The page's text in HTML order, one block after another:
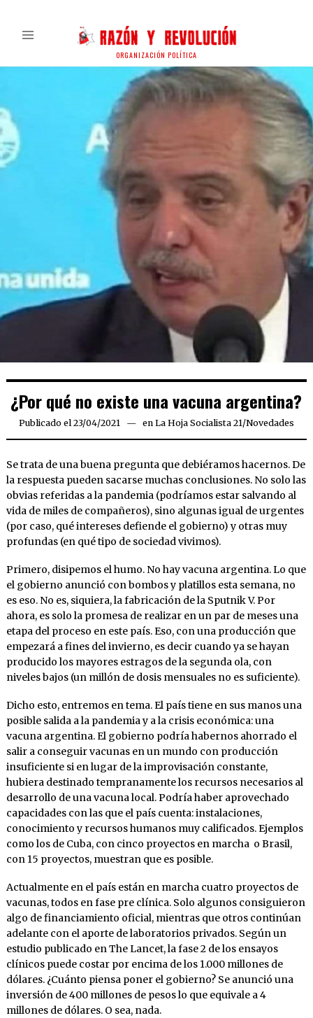
ORGANIZACIÓN POLÍTICA
¿Por qué no existe una vacuna argentina?
Publicado el 23/04/202123/04/2021
en La Hoja Socialista 21/Novedades
Se trata de una buena pregunta que debiéramos hacernos. De
la respuesta pueden sacarse muchas conclusiones. No solo las
obvias referidas a la pandemia (podríamos estar salvando al
vida de miles de compañeros), sino algunas igual de urgentes
(por caso, qué intereses defiende el gobierno) y otras muy
profundas (en qué tipo de sociedad vivimos).
Primero, disipemos el humo. No hay vacuna argentina. Lo que
el gobierno anunció con bombos y platillos esta semana, no
es eso. No es, siquiera, la fabricación de la Sputnik V. Por
ahora, es solo la promesa de realizar en un par de meses una
etapa del proceso en este país. Eso, con una producción que
empezará a fines del invierno, es decir cuando ya se hayan
producido los mayores estragos de la segunda ola, con
niveles bajos (un millón de dosis mensuales no es suficiente).
Dicho esto, entremos en tema. El país tiene en sus manos una
posible salida a la pandemia y a la crisis económica: una
vacuna argentina. El gobierno podría habernos ahorrado el
salir a conseguir vacunas en un mundo con producción
insuficiente si en lugar de la improvisación constante,
hubiera destinado tempranamente los recursos necesarios al
desarrollo de una vacuna local. Podría haber aprovechado
capacidades con las que el país cuenta: instalaciones,
conocimiento y recursos humanos muy calificados. Ejemplos
como los de Cuba, con cinco proyectos en marcha o Brasil,
con 15 proyectos, muestran que es posible.
Actualmente en el país están en marcha cuatro proyectos de
vacunas, todos en fase pre clínica. Solo algunos consiguieron
algo de financiamiento oficial, mientras que otros continúan
adelante con el aporte de laboratorios privados. Según un
estudio publicado en The Lancet, la fase 2 de los ensayos
clínicos puede costar por encima de los 1.000 millones de
dólares. ¿Cuánto piensa poner el gobierno? Se anunció una
inversión de 400 millones de pesos lo que equivale a 4
millones de dólares. O sea, nada.